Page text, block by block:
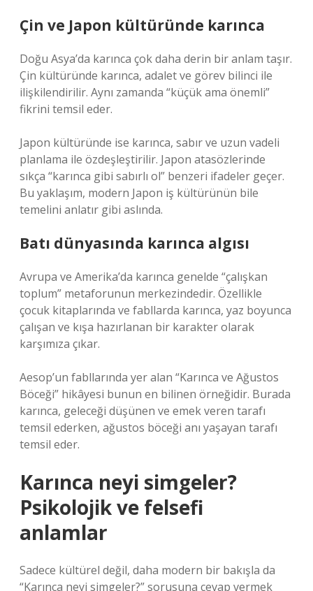
Çin ve Japon kültüründe karınca
Doğu Asya’da karınca çok daha derin bir anlam taşır.
Çin kültüründe karınca, adalet ve görev bilinci ile
ilişkilendirilir. Aynı zamanda “küçük ama önemli”
fikrini temsil eder.
Japon kültüründe ise karınca, sabır ve uzun vadeli
planlama ile özdeşleştirilir. Japon atasözlerinde
sıkça “karınca gibi sabırlı ol” benzeri ifadeler geçer.
Bu yaklaşım, modern Japon iş kültürünün bile
temelini anlatır gibi aslında.
Batı dünyasında karınca algısı
Avrupa ve Amerika’da karınca genelde “çalışkan
toplum” metaforunun merkezindedir. Özellikle
çocuk kitaplarında ve fabllarda karınca, yaz boyunca
çalışan ve kışa hazırlanan bir karakter olarak
karşımıza çıkar.
Aesop’un fabllarında yer alan “Karınca ve Ağustos
Böceği” hikâyesi bunun en bilinen örneğidir. Burada
karınca, geleceği düşünen ve emek veren tarafı
temsil ederken, ağustos böceği anı yaşayan tarafı
temsil eder.
Karınca neyi simgeler?
Psikolojik ve felsefi
anlamlar
Sadece kültürel değil, daha modern bir bakışla da
“Karınca neyi simgeler?” sorusuna cevap vermek